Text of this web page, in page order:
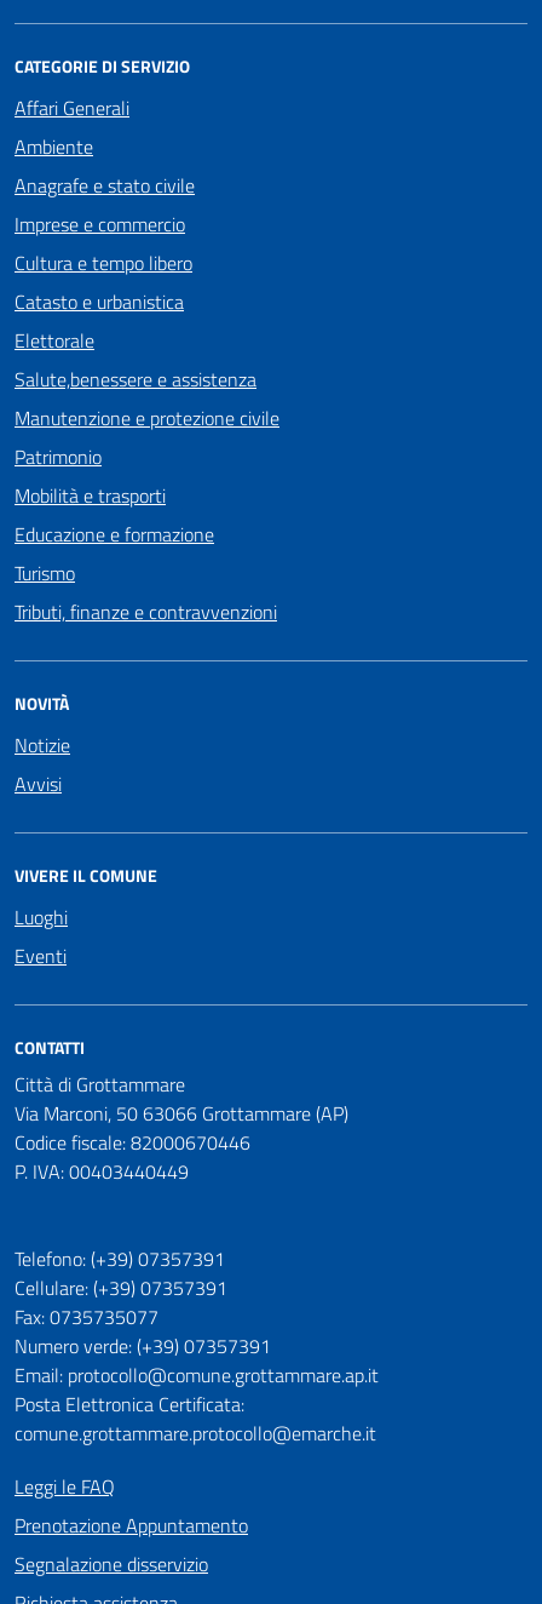
CATEGORIE DI SERVIZIO
Affari Generali
Ambiente
Anagrafe e stato civile
Imprese e commercio
Cultura e tempo libero
Catasto e urbanistica
Elettorale
Salute,benessere e assistenza
Manutenzione e protezione civile
Patrimonio
Mobilità e trasporti
Educazione e formazione
Turismo
Tributi, finanze e contravvenzioni
NOVITÀ
Notizie
Avvisi
VIVERE IL COMUNE
Luoghi
Eventi
CONTATTI
Città di Grottammare
Via Marconi, 50 63066 Grottammare (AP)
Codice fiscale: 82000670446
P. IVA: 00403440449
Telefono: (+39) 07357391
Cellulare: (+39) 07357391
Fax: 0735735077
Numero verde: (+39) 07357391
Email: protocollo@comune.grottammare.ap.it
Posta Elettronica Certificata:
comune.grottammare.protocollo@emarche.it
Leggi le FAQ
Prenotazione Appuntamento
Segnalazione disservizio